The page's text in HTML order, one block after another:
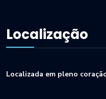
Localização
Localizada em pleno